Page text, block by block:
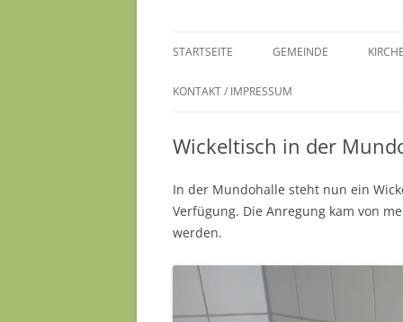
STARTSEITE GEMEINDE
KONTAKT / IMPRESSUM
Wickeltisch in der
In der Mundohalle steht nun ein
Verfügung. Die Anregung kam von
werden.